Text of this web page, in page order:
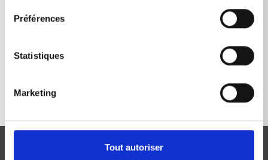
Préférences
Statistiques
Marketing
Tout autoriser